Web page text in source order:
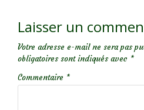
Laisser un
Votre adresse e-mail ne sera pas
obligatoires sont indiqués avec *
Commentaire *